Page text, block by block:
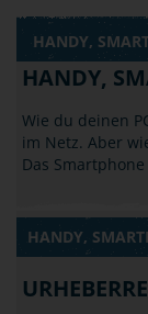
HANDY,
HANDY,
Wie du deinen
im Netz. Aber
Das
HANDY,